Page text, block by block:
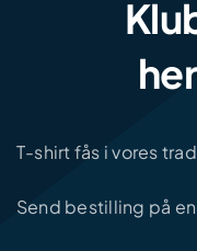
T-shirt fås i vores
Send bestilling på